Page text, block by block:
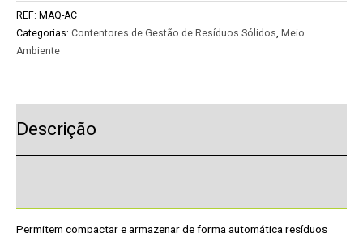
REF: MAQ-AC
Categorias: Contentores de Gestão de Resíduos Sólidos, Meio
Ambiente
Descrição
Permitem compactar e armazenar de forma automática resíduos